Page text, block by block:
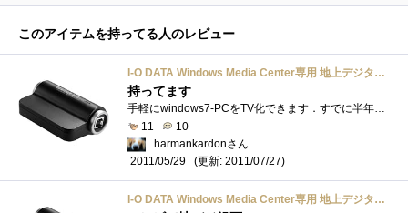
このアイテムを持ってる人のレビュー
I-O DATA Windows Media Center専用 地上デジタル対応TVキャプチャBOX USBバスパワーモデル GV-MC7/HZ3
持ってます
手軽にwindows7-PCをTV化できます．すでに半年ほど使用しています．WMC専用ですので，操作系はWMCに依存します．バスパワーでこの大きさなら，画質�...
11
10
harmankardonさん
2011/05/29
(更新: 2011/07/27)
I-O DATA Windows Media Center専用 地上デジタル対応TVキャプチャBOX USBバスパワーモデル GV-MC7/HZ3